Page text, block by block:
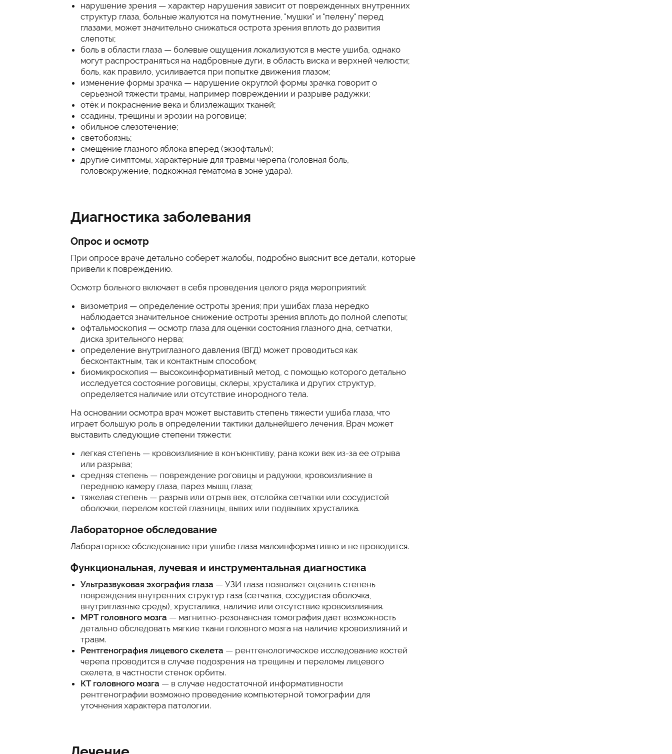
нарушение зрения — характер нарушения зависит от поврежденных внутренних
структур глаза, больные жалуются на помутнение, "мушки" и "пелену" перед
глазами, может значительно снижаться острота зрения вплоть до развития
слепоты;
боль в области глаза — болевые ощущения локализуются в месте ушиба, однако
могут распространяться на надбровные дуги, в область виска и верхней челюсти;
боль, как правило, усиливается при попытке движения глазом;
изменение формы зрачка — нарушение округлой формы зрачка говорит о
серьезной тяжести трамы, например повреждении и разрыве радужки;
отёк и покраснение века и близлежащих тканей;
ссадины, трещины и эрозии на роговице;
обильное слезотечение;
светобоязнь;
смещение глазного яблока вперед (экзофтальм);
другие симптомы, характерные для травмы черепа (головная боль,
головокружение, подкожная гематома в зоне удара).
Диагностика заболевания
Опрос и осмотр
При опросе враче детально соберет жалобы, подробно выяснит все детали, которые
привели к повреждению.
Осмотр больного включает в себя проведения целого ряда мероприятий:
визометрия — определение остроты зрения; при ушибах глаза нередко
наблюдается значительное снижение остроты зрения вплоть до полной слепоты;
офтальмоскопия — осмотр глаза для оценки состояния глазного дна, сетчатки,
диска зрительного нерва;
определение внутриглазного давления (ВГД) может проводиться как
бесконтактным, так и контактным способом;
биомикроскопия — высокоинформативный метод, с помощью которого детально
исследуется состояние роговицы, склеры, хрусталика и других структур,
определяется наличие или отсутствие инородного тела.
На основании осмотра врач может выставить степень тяжести ушиба глаза, что
играет большую роль в определении тактики дальнейшего лечения. Врач может
выставить следующие степени тяжести:
легкая степень — кровоизлияние в конъюнктиву, рана кожи век из-за ее отрыва
или разрыва;
средняя степень — повреждение роговицы и радужки, кровоизлияние в
переднюю камеру глаза, парез мышц глаза;
тяжелая степень — разрыв или отрыв век, отслойка сетчатки или сосудистой
оболочки, перелом костей глазницы, вывих или подвывих хрусталика.
Лабораторное обследование
Лабораторное обследование при ушибе глаза малоинформативно и не проводится.
Функциональная, лучевая и инструментальная диагностика
Ультразвуковая эхография глаза — УЗИ глаза позволяет оценить степень
повреждения внутренних структур газа (сетчатка, сосудистая оболочка,
внутриглазные среды), хрусталика, наличие или отсутствие кровоизлияния.
МРТ головного мозга — магнитно-резонансная томография дает возможность
детально обследовать мягкие ткани головного мозга на наличие кровоизлияний и
травм.
Рентгенография лицевого скелета — рентгенологическое исследование костей
черепа проводится в случае подозрения на трещины и переломы лицевого
скелета, в частности стенок орбиты.
КТ головного мозга — в случае недостаточной информативности
рентгенографии возможно проведение компьютерной томографии для
уточнения характера патологии.